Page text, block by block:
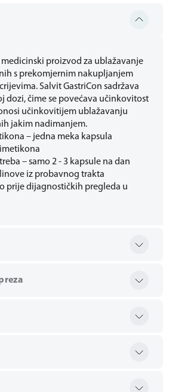
medicinski proizvod za ublažavanje
s prekomjernim nakupljanjem
Salvit GastriCon sadržava
dozi, čime se povećava učinkovitost
učinkovitijem ublažavanju
jakim nadimanjem.
– jedna meka kapsula
– samo 2 - 3 kapsule na dan
iz probavnog trakta
prije dijagnostičkih pregleda u